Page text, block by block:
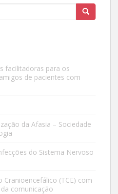
facilitadoras para os
de pacientes com
da Afasia – Sociedade
do Sistema Nervoso
Cranioencefálico (TCE) com
comunicação